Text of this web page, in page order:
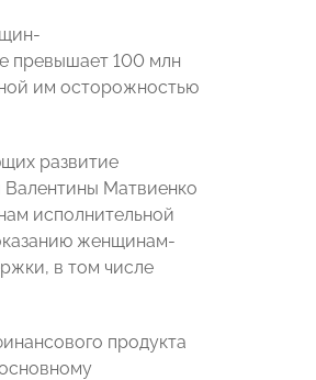
превышает 100 млн
им осторожностью
развитие
Валентины Матвиенко
исполнительной
женщинам-
в том числе
продукта